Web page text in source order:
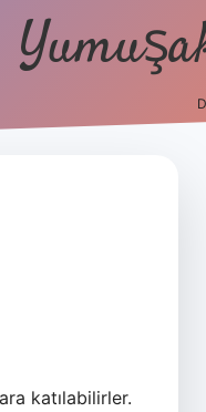
katılabilirler.